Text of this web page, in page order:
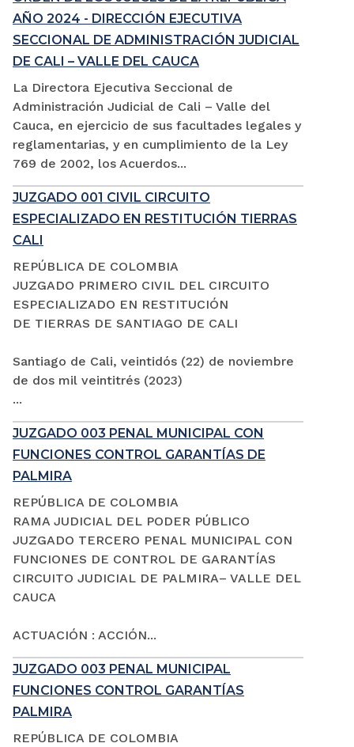
AÑO 2024 - DIRECCIÓN EJECUTIVA
SECCIONAL DE ADMINISTRACIÓN JUDICIAL
DE CALI – VALLE DEL CAUCA
La Directora Ejecutiva Seccional de
Administración Judicial de Cali – Valle del
Cauca, en ejercicio de sus facultades legales y
reglamentarias, y en cumplimiento de la Ley
769 de 2002, los Acuerdos...
JUZGADO 001 CIVIL CIRCUITO
ESPECIALIZADO EN RESTITUCIÓN TIERRAS
CALI
REPÚBLICA DE COLOMBIA
JUZGADO PRIMERO CIVIL DEL CIRCUITO
ESPECIALIZADO EN RESTITUCIÓN
DE TIERRAS DE SANTIAGO DE CALI
Santiago de Cali, veintidós (22) de noviembre
de dos mil veintitrés (2023)
...
JUZGADO 003 PENAL MUNICIPAL CON
FUNCIONES CONTROL GARANTÍAS DE
PALMIRA
REPÚBLICA DE COLOMBIA
RAMA JUDICIAL DEL PODER PÚBLICO
JUZGADO TERCERO PENAL MUNICIPAL CON
FUNCIONES DE CONTROL DE GARANTÍAS
CIRCUITO JUDICIAL DE PALMIRA– VALLE DEL
CAUCA
ACTUACIÓN : ACCIÓN...
JUZGADO 003 PENAL MUNICIPAL
FUNCIONES CONTROL GARANTÍAS
PALMIRA
REPÚBLICA DE COLOMBIA